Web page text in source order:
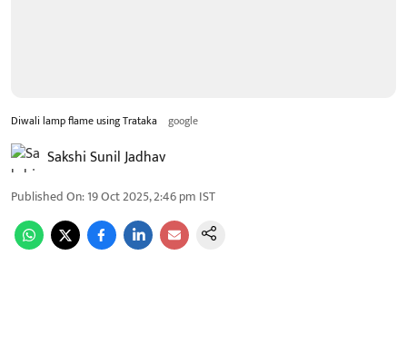
Diwali lamp flame using Trataka google
Sakshi Sunil Jadhav
Published On:19 Oct 2025, 2:46 pm IST